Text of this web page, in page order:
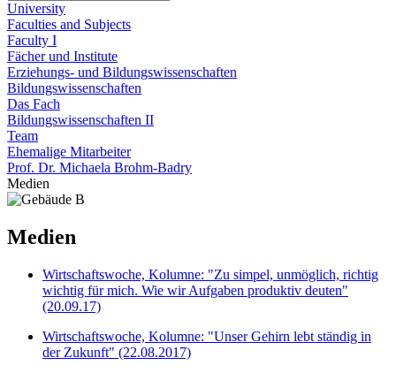
University
Faculties and Subjects
Faculty I
Fächer und Institute
Erziehungs- und Bildungswissenschaften
Bildungswissenschaften
Das Fach
Bildungswissenschaften II
Team
Ehemalige Mitarbeiter
Prof. Dr. Michaela Brohm-Badry
Medien
Medien
Wirtschaftswoche, Kolumne: "Zu simpel, unmöglich, richtig
wichtig für mich. Wie wir Aufgaben produktiv deuten"
(20.09.17)
Wirtschaftswoche, Kolumne: "Unser Gehirn lebt ständig in
der Zukunft" (22.08.2017)